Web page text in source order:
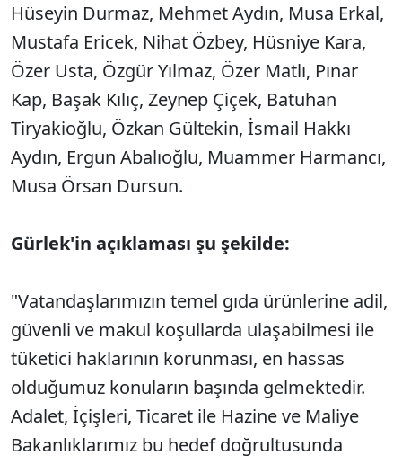
Hüseyin Durmaz, Mehmet Aydın, Musa Erkal,
Mustafa Ericek, Nihat Özbey, Hüsniye Kara,
Özer Usta, Özgür Yılmaz, Özer Matlı, Pınar
Kap, Başak Kılıç, Zeynep Çiçek, Batuhan
Tiryakioğlu, Özkan Gültekin, İsmail Hakkı
Aydın, Ergun Abalıoğlu, Muammer Harmancı,
Musa Örsan Dursun.
Gürlek'in açıklaması şu şekilde:
"Vatandaşlarımızın temel gıda ürünlerine adil,
güvenli ve makul koşullarda ulaşabilmesi ile
tüketici haklarının korunması, en hassas
olduğumuz konuların başında gelmektedir.
Adalet, İçişleri, Ticaret ile Hazine ve Maliye
Bakanlıklarımız bu hedef doğrultusunda